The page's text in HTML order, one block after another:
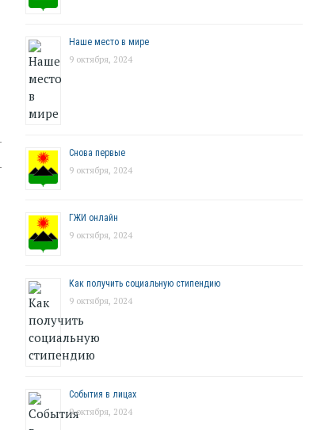
Наше место в мире
9 октября, 2024
Снова первые
9 октября, 2024
ГЖИ онлайн
9 октября, 2024
Как получить социальную стипендию
9 октября, 2024
События в лицах
9 октября, 2024